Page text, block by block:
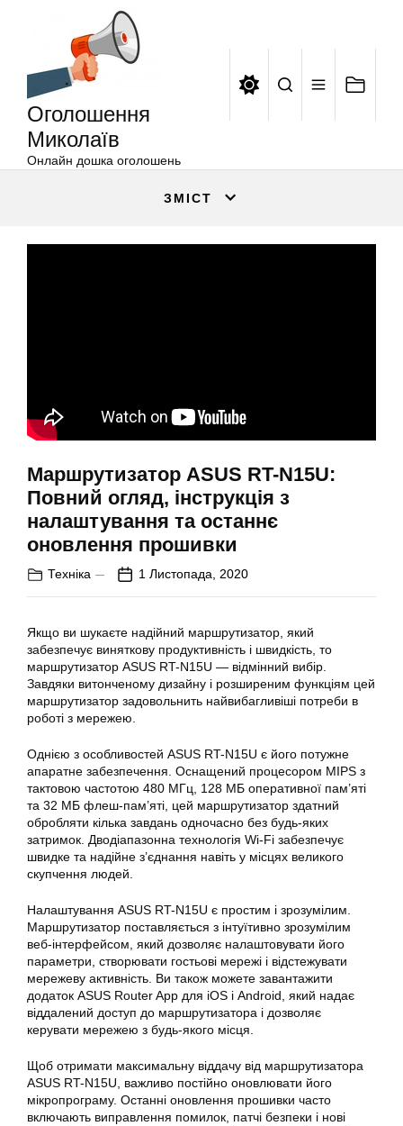
Оголошення
Миколаїв
Онлайн дошка оголошень
ЗМІСТ
Маршрутизатор ASUS RT-N15U:
Повний огляд, інструкція з
налаштування та останнє
оновлення прошивки
Техніка 1 Листопада, 2020
Якщо ви шукаєте надійний маршрутизатор, який
забезпечує виняткову продуктивність і швидкість, то
маршрутизатор ASUS RT-N15U — відмінний вибір.
Завдяки витонченому дизайну і розширеним функціям цей
маршрутизатор задовольнить найвибагливіші потреби в
роботі з мережею.
Однією з особливостей ASUS RT-N15U є його потужне
апаратне забезпечення. Оснащений процесором MIPS з
тактовою частотою 480 МГц, 128 МБ оперативної пам’яті
та 32 МБ флеш-пам’яті, цей маршрутизатор здатний
обробляти кілька завдань одночасно без будь-яких
затримок. Дводіапазонна технологія Wi-Fi забезпечує
швидке та надійне з’єднання навіть у місцях великого
скупчення людей.
Налаштування ASUS RT-N15U є простим і зрозумілим.
Маршрутизатор поставляється з інтуїтивно зрозумілим
веб-інтерфейсом, який дозволяє налаштовувати його
параметри, створювати гостьові мережі і відстежувати
мережеву активність. Ви також можете завантажити
додаток ASUS Router App для iOS і Android, який надає
віддалений доступ до маршрутизатора і дозволяє
керувати мережею з будь-якого місця.
Щоб отримати максимальну віддачу від маршрутизатора
ASUS RT-N15U, важливо постійно оновлювати його
мікропрограму. Останні оновлення прошивки часто
включають виправлення помилок, патчі безпеки і нові